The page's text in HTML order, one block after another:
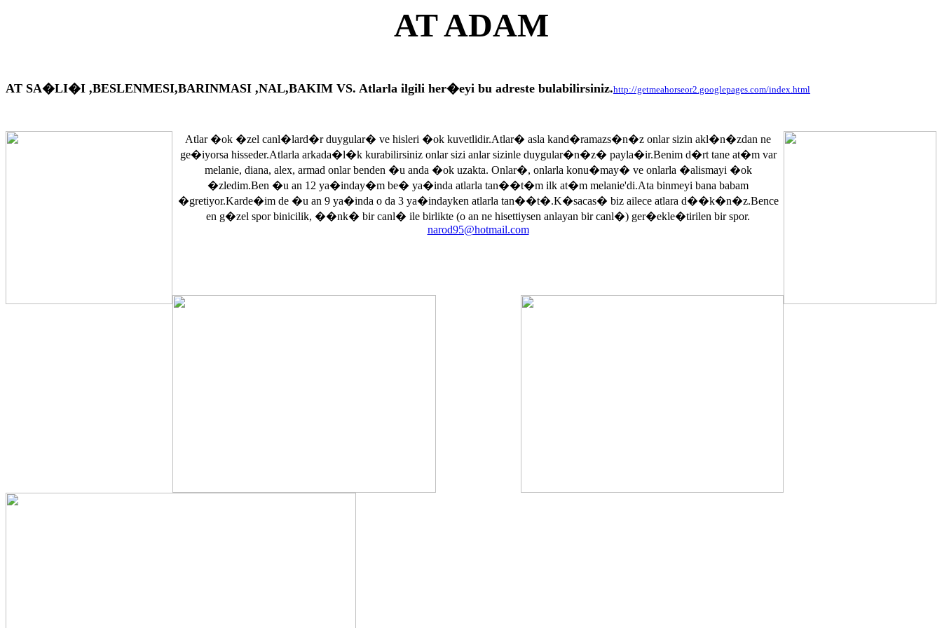
AT ADAM
AT SA�LI�I ,BESLENMESI,BARINMASI ,NAL,BAKIM VS. Atlarla ilgili her�eyi bu adreste bulabilirsiniz.http://getmeahorseor2.googlepages.com/index.html
Atlar �ok �zel canl�lard�r duygular� ve hisleri �ok kuvetlidir.Atlar� asla kand�ramazs�n�z onlar sizin akl�n�zdan ne
ge�iyorsa hisseder.Atlarla arkada�l�k kurabilirsiniz onlar sizi anlar sizinle duygular�n�z� payla�ir.Benim d�rt tane at�m var
melanie, diana, alex, armad onlar benden �u anda �ok uzakta. Onlar�, onlarla konu�may� ve onlarla �alismayi �ok
�zledim.Ben �u an 12 ya�inday�m be� ya�inda atlarla tan��t�m ilk at�m melanie'di.Ata binmeyi bana babam
�gretiyor.Karde�im de �u an 9 ya�inda o da 3 ya�indayken atlarla tan��t�.K�sacas� biz ailece atlara d��k�n�z.Bence
en g�zel spor binicilik, ��nk� bir canl� ile birlikte (o an ne hisettiysen anlayan bir canl�) ger�ekle�tirilen bir spor.
narod95@hotmail.com